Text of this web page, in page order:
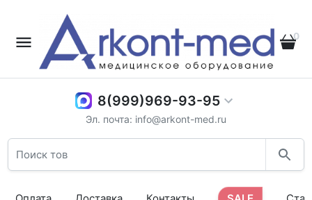
0
8(999)969-93-95
Эл. почта: info@arkont-med.ru